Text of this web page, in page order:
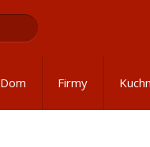
Dom Firmy